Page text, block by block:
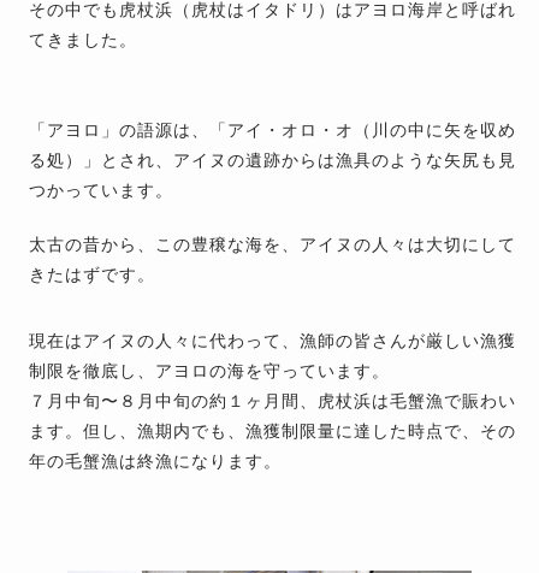
その中でも虎杖浜（虎杖はイタドリ）はアヨロ海岸と呼ばれ
てきました。
「アヨロ」の語源は、「アイ・オロ・オ（川の中に矢を収め
る処）」とされ、アイヌの遺跡からは漁具のような矢尻も見
つかっています。
太古の昔から、この豊穣な海を、アイヌの人々は大切にして
きたはずです。
現在はアイヌの人々に代わって、漁師の皆さんが厳しい漁獲
制限を徹底し、アヨロの海を守っています。
７月中旬〜８月中旬の約１ヶ月間、虎杖浜は毛蟹漁で賑わい
ます。但し、漁期内でも、漁獲制限量に達した時点で、その
年の毛蟹漁は終漁になります。